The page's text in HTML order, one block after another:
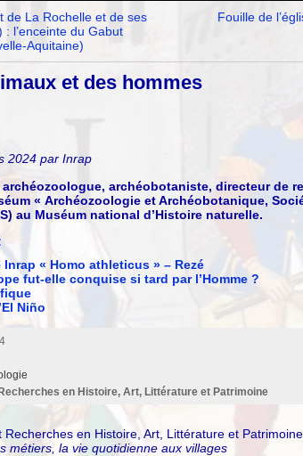
de La Rochelle et de ses
l’enceinte du Gabut
Aquitaine)
Fouille de
et des hommes
2024 par Inrap
archéozoologue, archéobotaniste, directeur de
« Archéozoologie et Archéobotanique,
au Muséum national d’Histoire naturelle.
« Homo athleticus » – Rezé
fut-elle conquise si tard par l’Homme ?
Niño
en Histoire, Art, Littérature et Patrimoine
en Histoire, Art, Littérature et Patrimoine.
métiers, la vie quotidienne aux villages